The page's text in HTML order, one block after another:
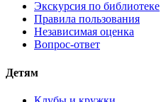
Экскурсия по библиотеке
Правила пользования
Независимая оценка
Вопрос-ответ
Детям